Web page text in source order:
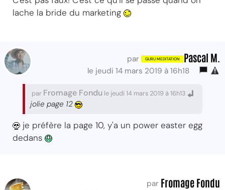
lache la bride du marketing
par Pascal M.
le jeudi 14 mars 2019 à 16h18
par Fromage Fondu le jeudi 14 mars 2019 à 16h13
jolie page 12
je préfère la page 10, y'a un power easter egg
dedans
par Fromage Fondu